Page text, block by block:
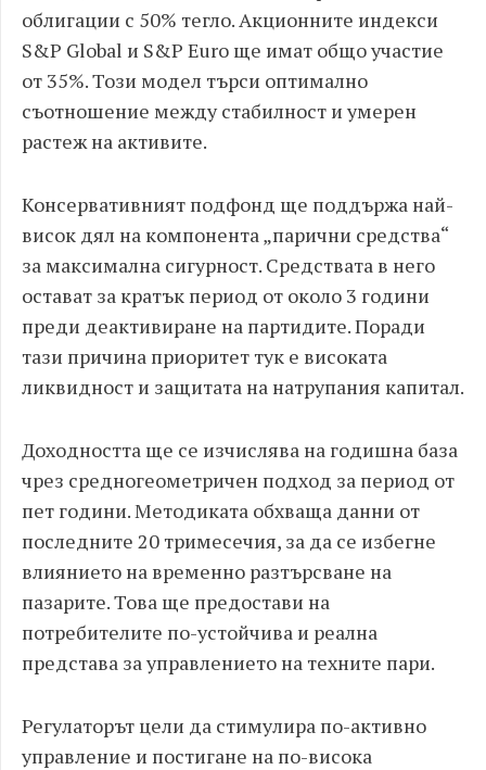
облигации с 50% тегло. Акционните индекси
S&P Global и S&P Euro ще имат общо участие
от 35%. Този модел търси оптимално
съотношение между стабилност и умерен
растеж на активите.
Консервативният подфонд ще поддържа най-
висок дял на компонента „парични средства“
за максимална сигурност. Средствата в него
остават за кратък период от около 3 години
преди деактивиране на партидите. Поради
тази причина приоритет тук е високата
ликвидност и защитата на натрупания капитал.
Доходността ще се изчислява на годишна база
чрез средногеометричен подход за период от
пет години. Методиката обхваща данни от
последните 20 тримесечия, за да се избегне
влиянието на временно разтърсване на
пазарите. Това ще предостави на
потребителите по-устойчива и реална
представа за управлението на техните пари.
Регулаторът цели да стимулира по-активно
управление и постигане на по-висока